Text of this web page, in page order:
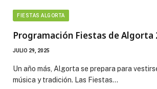
FIESTAS ALGORTA
Programación Fiestas de Algorta
JULIO 29, 2025
Un año más, Algorta se prepara para
música y tradición. Las Fiestas…